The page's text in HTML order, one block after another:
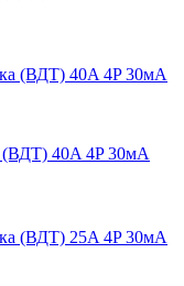
(ВДТ) 40A 4P 30мА